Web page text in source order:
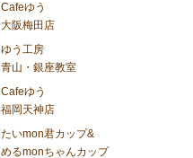
Cafeゆう
大阪梅田店
ゆう工房
青山・銀座教室
Cafeゆう
福岡天神店
たいmon君カップ&
めるmonちゃんカップ